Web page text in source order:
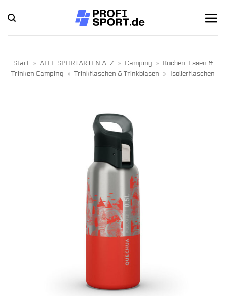
Inhalt
springen
Start » ALLE SPORTARTEN A-Z » Camping » Kochen, Essen &
Trinken Camping » Trinkflaschen & Trinkblasen » Isolierflaschen